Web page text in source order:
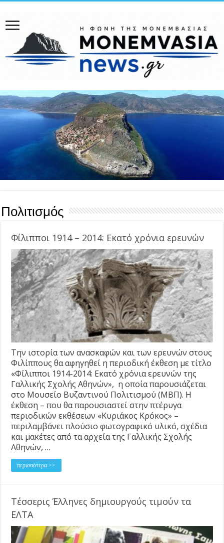
Πολιτισμός
Φίλιπποι 1914 – 2014: Εκατό χρόνια ερευνών
Την ιστορία των ανασκαφών και των ερευνών στους
Φιλίππους θα αφηγηθεί η περιοδική έκθεση με τίτλο
«Φίλιπποι 1914-2014: Εκατό χρόνια ερευνών της
Γαλλικής Σχολής Αθηνών», η οποία παρουσιάζεται
στο Μουσείο Βυζαντινού Πολιτισμού (ΜΒΠ). H
έκθεση – που θα παρουσιαστεί στην πτέρυγα
περιοδικών εκθέσεων «Κυριάκος Κρόκος» –
περιλαμβάνει πλούσιο φωτογραφικό υλικό, σχέδια
και μακέτες από τα αρχεία της Γαλλικής Σχολής
Αθηνών, …
περισσότερα >>
Τέσσερις Έλληνες δημιουργούς τιμούν τα
ΕΛΤΑ